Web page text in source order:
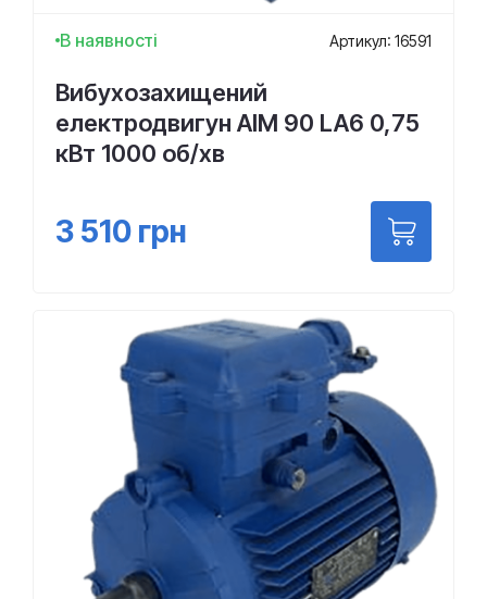
В наявності Артикул: 16591
Вибухозахищений
електродвигун АІМ 90 LA6 0,75
кВт 1000 об/хв
3 510 грн